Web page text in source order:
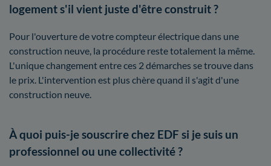
logement s'il vient juste d'être construit ?
Pour l'ouverture de votre compteur électrique dans une
construction neuve, la procédure reste totalement la même.
L'unique changement entre ces 2 démarches se trouve dans
le prix. L'intervention est plus chère quand il s'agit d'une
construction neuve.
À quoi puis-je souscrire chez EDF si je suis un
professionnel ou une collectivité ?